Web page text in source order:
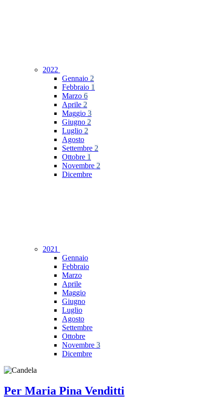
2022
Gennaio 2
Febbraio 1
Marzo 6
Aprile 2
Maggio 3
Giugno 2
Luglio 2
Agosto
Settembre 2
Ottobre 1
Novembre 2
Dicembre
2021
Gennaio
Febbraio
Marzo
Aprile
Maggio
Giugno
Luglio
Agosto
Settembre
Ottobre
Novembre 3
Dicembre
Per Maria Pina Venditti